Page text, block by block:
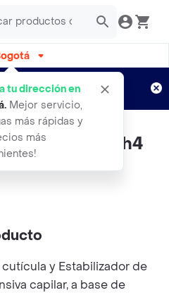
tu dirección en
. Mejor servicio,
más rápidas y
más
semanas
Aplican TyC
Protein Ph4
y Estabilizador de
capilar, a base de